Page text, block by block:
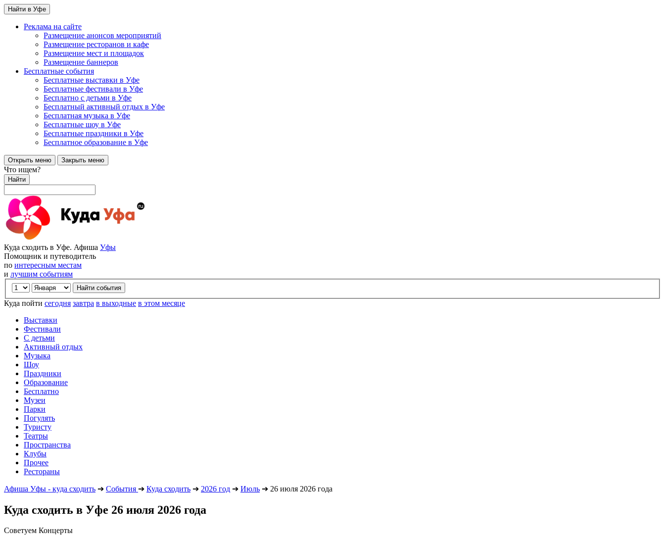
Найти в Уфе
Реклама на сайте
Размещение анонсов мероприятий
Размещение ресторанов и кафе
Размещение мест и площадок
Размещение баннеров
Бесплатные события
Бесплатные выставки в Уфе
Бесплатные фестивали в Уфе
Бесплатно с детьми в Уфе
Бесплатный активный отдых в Уфе
Бесплатная музыка в Уфе
Бесплатные шоу в Уфе
Бесплатные праздники в Уфе
Бесплатное образование в Уфе
Открыть меню Закрыть меню
Что ищем?
Найти
Куда сходить в Уфе. Афиша Уфы
Помощник и путеводитель
по интересным местам
и лучшим событиям
Куда пойти сегодня завтра в выходные в этом месяце
Выставки
Фестивали
С детьми
Активный отдых
Музыка
Шоу
Праздники
Образование
Бесплатно
Музеи
Парки
Погулять
Туристу
Театры
Пространства
Клубы
Прочее
Рестораны
Афиша Уфы - куда сходить ➔ События ➔ Куда сходить ➔ 2026 год ➔ Июль ➔ 26 июля 2026 года
Куда сходить в Уфе 26 июля 2026 года
Советуем Концерты